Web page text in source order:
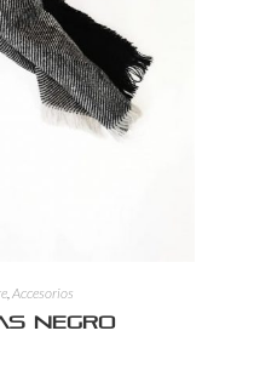
, Accesorios
negro